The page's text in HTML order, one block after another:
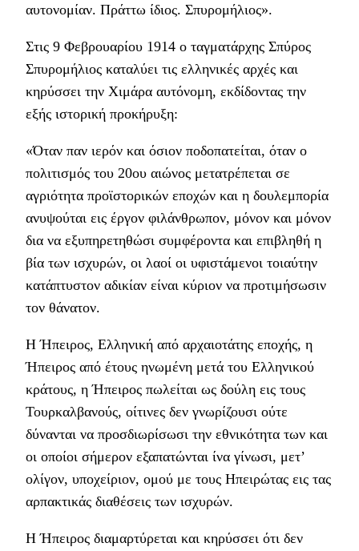
αυτονομίαν. Πράττω ίδιος. Σπυρομήλιος».
Στις 9 Φεβρουαρίου 1914 ο ταγματάρχης Σπύρος
Σπυρομήλιος καταλύει τις ελληνικές αρχές και
κηρύσσει την Χιμάρα αυτόνομη, εκδίδοντας την
εξής ιστορική προκήρυξη:
«Όταν παν ιερόν και όσιον ποδοπατείται, όταν ο
πολιτισμός του 20ου αιώνος μετατρέπεται σε
αγριότητα προϊστορικών εποχών και η δουλεμπορία
ανυψούται εις έργον φιλάνθρωπον, μόνον και μόνον
δια να εξυπηρετηθώσι συμφέροντα και επιβληθή η
βία των ισχυρών, οι λαοί οι υφιστάμενοι τοιαύτην
κατάπτυστον αδικίαν είναι κύριον να προτιμήσωσιν
τον θάνατον.
Η Ήπειρος, Ελληνική από αρχαιοτάτης εποχής, η
Ήπειρος από έτους ηνωμένη μετά του Ελληνικού
κράτους, η Ήπειρος πωλείται ως δούλη εις τους
Τουρκαλβανούς, οίτινες δεν γνωρίζουσι ούτε
δύνανται να προσδιωρίσωσι την εθνικότητα των και
οι οποίοι σήμερον εξαπατώνται ίνα γίνωσι, μετ’
ολίγον, υποχείριον, ομού με τους Ηπειρώτας εις τας
αρπακτικάς διαθέσεις των ισχυρών.
Η Ήπειρος διαμαρτύρεται και κηρύσσει ότι δεν